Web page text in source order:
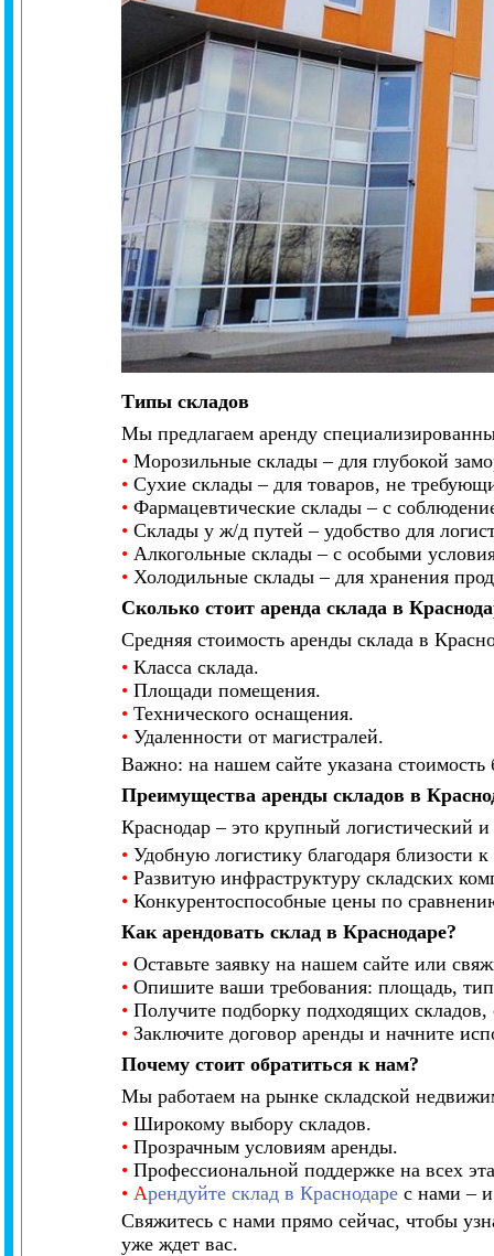
Типы складов
Мы предлагаем аренду
• Морозильные склады – для глубокой
• Сухие склады – для товаров, не
• Фармацевтические склады – с
• Склады у ж/д путей – удобство для
• Алкогольные склады – с особыми
• Холодильные склады – для хранения
Сколько стоит аренда склада в
Средняя стоимость аренды склада в
• Класса склада.
• Площади помещения.
• Технического оснащения.
• Удаленности от магистралей.
Важно: на нашем сайте указана стоимость
Преимущества аренды складов в
Краснодар – это крупный логистический
• Удобную логистику благодаря близости
• Развитую инфраструктуру складских
• Конкурентоспособные цены по
Как арендовать склад в Краснодаре?
• Оставьте заявку на нашем сайте или
• Опишите ваши требования: площадь,
• Получите подборку подходящих
• Заключите договор аренды и начните
Почему стоит обратиться к нам?
Мы работаем на рынке складской
• Широкому выбору складов.
• Прозрачным условиям аренды.
• Профессиональной поддержке на всех
• Арендуйте склад в Краснодаре с нами –
Свяжитесь с нами прямо сейчас, чтобы
уже ждет вас.